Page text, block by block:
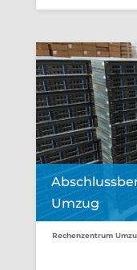
Umzug
Rechenzentrum